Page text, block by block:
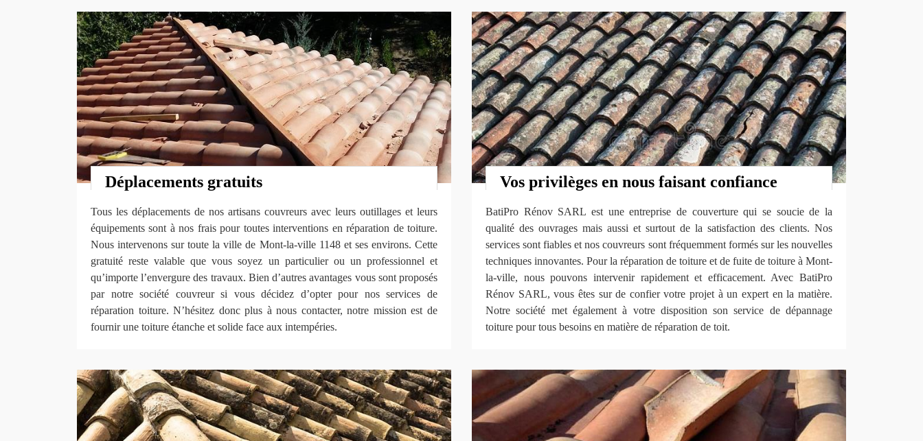
Déplacements gratuits
Tous les déplacements de nos artisans couvreurs avec leurs outillages et leurs
équipements sont à nos frais pour toutes interventions en réparation de toiture.
Nous intervenons sur toute la ville de Mont-la-ville 1148 et ses environs. Cette
gratuité reste valable que vous soyez un particulier ou un professionnel et
qu’importe l’envergure des travaux. Bien d’autres avantages vous sont proposés
par notre société couvreur si vous décidez d’opter pour nos services de
réparation toiture. N’hésitez donc plus à nous contacter, notre mission est de
fournir une toiture étanche et solide face aux intempéries.
Vos privilèges en nous faisant confiance
BatiPro Rénov SARL est une entreprise de couverture qui se soucie de la
qualité des ouvrages mais aussi et surtout de la satisfaction des clients. Nos
services sont fiables et nos couvreurs sont fréquemment formés sur les nouvelles
techniques innovantes. Pour la réparation de toiture et de fuite de toiture à Mont-
la-ville, nous pouvons intervenir rapidement et efficacement. Avec BatiPro
Rénov SARL, vous êtes sur de confier votre projet à un expert en la matière.
Notre société met également à votre disposition son service de dépannage
toiture pour tous besoins en matière de réparation de toit.